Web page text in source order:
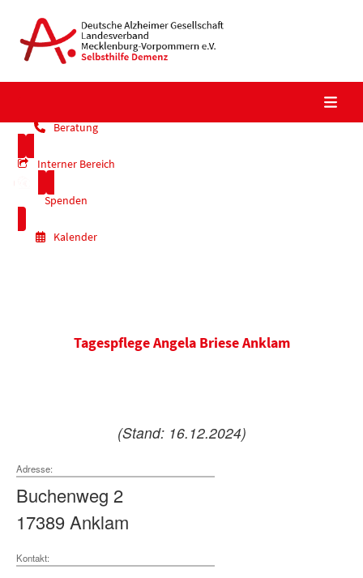
content
Beratung
Interner Bereich
Spenden
Kalender
Tagespflege Angela Briese Anklam
(Stand: 16.12.2024)
Adresse:
Buchenweg 2
17389 Anklam
Kontakt: